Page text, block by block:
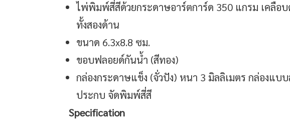
ไพ่พิมพ์สี่สีด้วยกระดาษอาร์ตการ์ด 350 แกรม เคลือ
ทั้งสองด้าน
ขนาด 6.3x8.8 ซม.
ขอบฟลอยด์กันน้ำ (สีทอง)
กล่องกระดาษแข็ง (จั่วปัง) หนา 3 มิลลิเมตร กล่องแบ
ประกบ จัดพิมพ์สี่สี
Specification